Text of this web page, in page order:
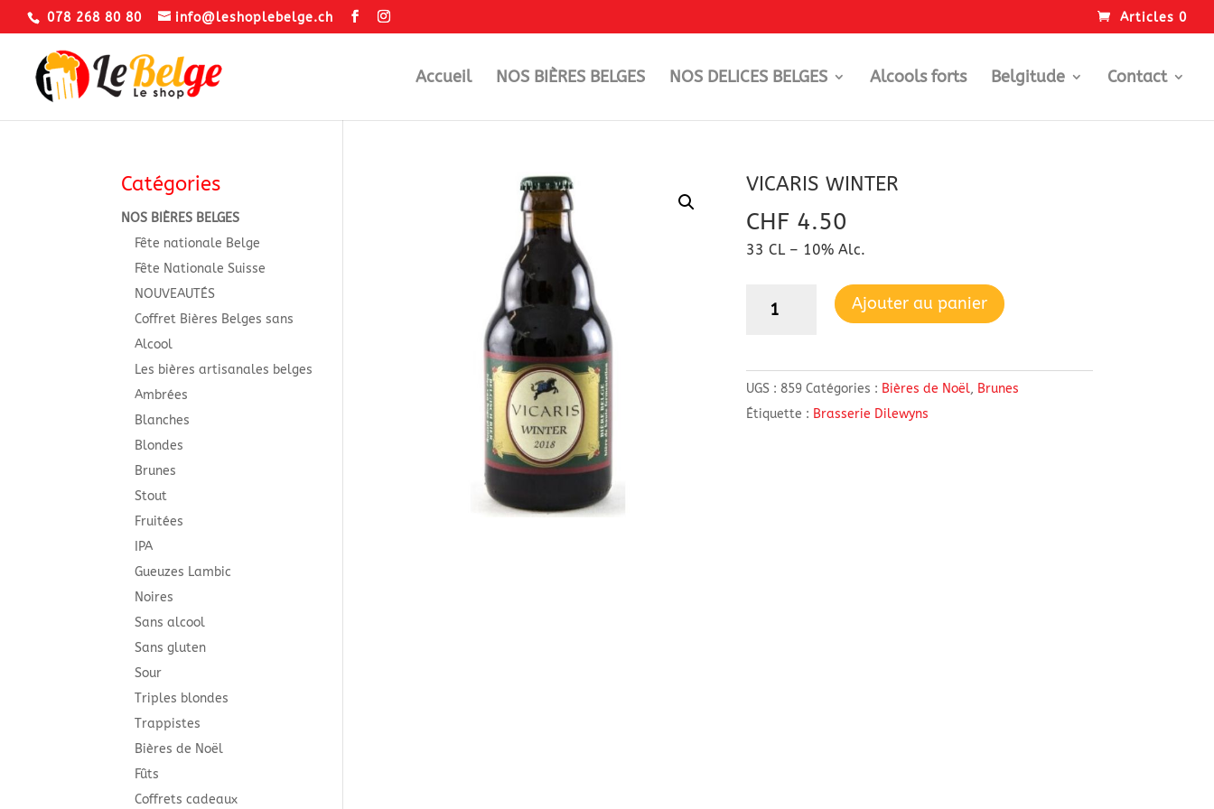
078 268 80 80 info@leshoplebelge.ch Articles 0
Accueil NOS BIÈRES BELGES NOS DELICES BELGES Alcools forts Belgitude Contact
VICARIS WINTER
CHF 4.50
33 CL – 10% Alc.
WINTER
Ajouter au panier
UGS :859 Catégories : Bières de Noël, Brunes
Étiquette : Brasserie Dilewyns
Catégories
NOS BIÈRES BELGES
Fête nationale Belge
Fête Nationale Suisse
NOUVEAUTÉS
Coffret Bières Belges sans
Alcool
Les bières artisanales belges
Ambrées
Blanches
Blondes
Brunes
Stout
Fruitées
IPA
Gueuzes Lambic
Noires
Sans alcool
Sans gluten
Sour
Triples blondes
Trappistes
Bières de Noël
Fûts
Coffrets cadeaux